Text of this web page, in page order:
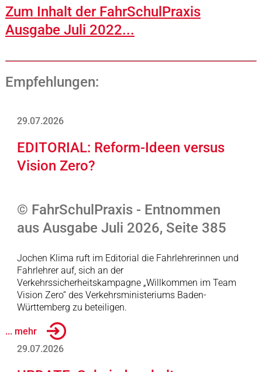
Zum Inhalt der FahrSchulPraxis
Ausgabe Juli 2022...
Empfehlungen:
29.07.2026
EDITORIAL: Reform-Ideen versus
Vision Zero?
© FahrSchulPraxis - Entnommen
aus Ausgabe Juli 2026, Seite 385
Jochen Klima ruft im Editorial die Fahrlehrerinnen und
Fahrlehrer auf, sich an der
Verkehrssicherheitskampagne „Willkommen im Team
Vision Zero“ des Verkehrsministeriums Baden-
Württemberg zu beteiligen.
... mehr
29.07.2026